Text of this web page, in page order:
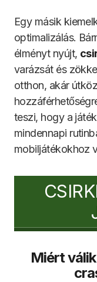
Egy másik
optimalizálás.
élményt nyújt,
varázsát és
otthon, akár
teszi, hogy a
mindennapi
mobiljátékokhoz
Miért